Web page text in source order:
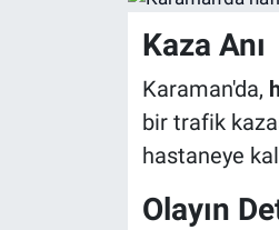
Kaza Anı
Karaman'da,
bir trafik
hastaneye
Olayın